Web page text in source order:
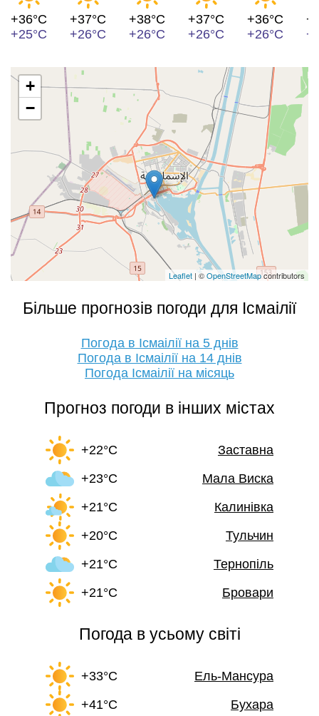
+36°C
+25°C
+37°C
+26°C
+38°C
+26°C
+37°C
+26°C
+36°C
+26°C
+
−
Leaflet | ©OpenStreetMapcontributors
Більше прогнозів погоди для Ісмаілії
Погода в Ісмаілії на 5 днів
Погода в Ісмаілії на 14 днів
Погода Ісмаілії на місяць
Прогноз погоди в інших містах
+22°C
Заставна
+23°C
Мала Виска
+21°C
Калинівка
+20°C
Тульчин
+21°C
Тернопіль
+21°C
Бровари
Погода в усьому світі
+33°C
Ель-Мансура
+41°C
Бухара